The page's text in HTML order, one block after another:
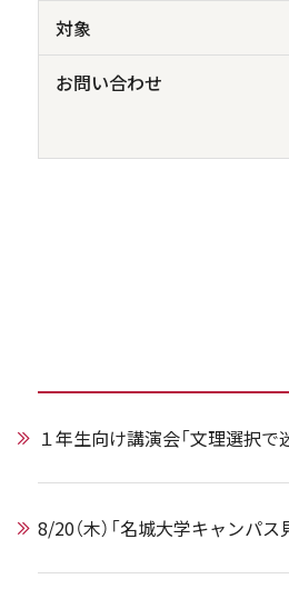
対象
お問い合わせ
１年生向け講演会「文理選択で
8/20（木）「名城大学キャンパス